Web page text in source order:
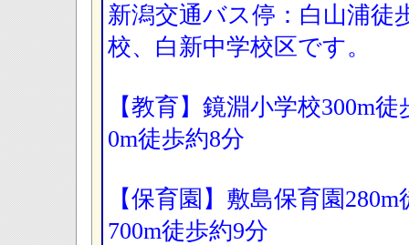
新潟交通バス停：白山浦
校、白新中学校区です。
【教育】鏡淵小学校300m
0m徒歩約8分
【保育園】敷島保育園
700m徒歩約9分